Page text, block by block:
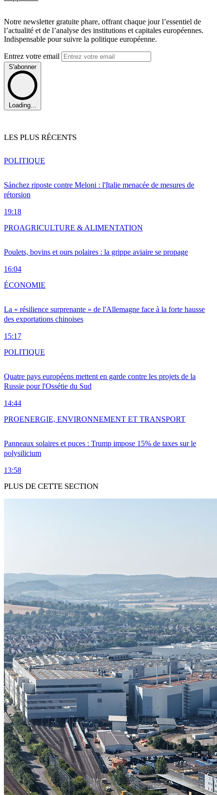
Notre newsletter gratuite phare, offrant chaque jour l’essentiel de
l’actualité et de l’analyse des institutions et capitales européennes.
Indispensable pour suivre la politique européenne.
Entrez votre email
S'abonner
Loading...
LES PLUS RÉCENTS
Sánchez riposte contre Meloni : l'Italie menacée de mesures de
rétorsion
19:18
POLITIQUE
Poulets, bovins et ours polaires : la grippe aviaire se propage
16:04
PROAGRICULTURE & ALIMENTATION
La « résilience surprenante » de l'Allemagne face à la forte hausse
des exportations chinoises
15:17
ÉCONOMIE
Quatre pays européens mettent en garde contre les projets de la
Russie pour l'Ossétie du Sud
14:44
POLITIQUE
Panneaux solaires et puces : Trump impose 15% de taxes sur le
polysilicium
13:58
PROENERGIE, ENVIRONNEMENT ET TRANSPORT
PLUS DE CETTE SECTION